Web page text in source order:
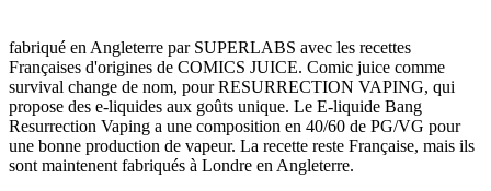
pour pods
fabriqué en Angleterre par SUPERLABS avec les recettes
Françaises d'origines de COMICS JUICE. Comic juice comme
survival change de nom, pour RESURRECTION VAPING, qui
propose des e-liquides aux goûts unique. Le E-liquide Bang
Resurrection Vaping a une composition en 40/60 de PG/VG pour
une bonne production de vapeur. La recette reste Française, mais ils
sont maintenent fabriqués à Londre en Angleterre.